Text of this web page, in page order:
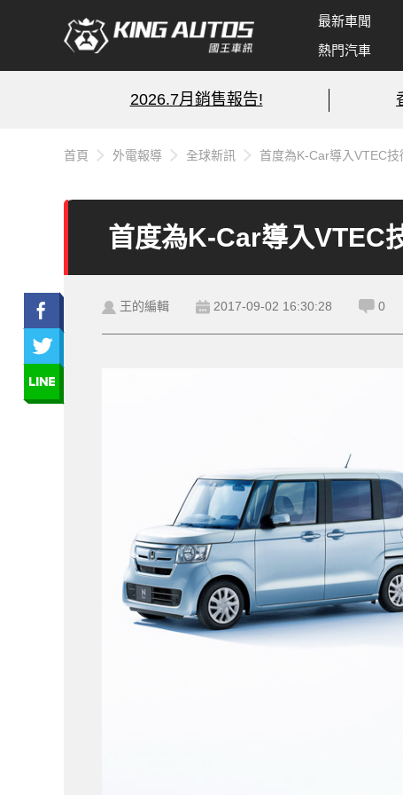
最新車聞
熱門汽車
2026.7月銷售報告!
首頁 外電報導 全球新訊 首度為K-Car導入VTEC
首度為K-Car導入VTEC
王的編輯 2017-09-02 16:30:28 0